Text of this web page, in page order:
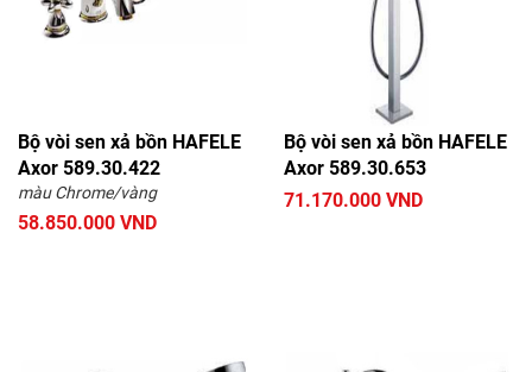
Bộ vòi sen xả bồn HAFELE
Axor 589.30.422
màu Chrome/vàng
58.850.000 VND
Bộ vòi sen xả bồn HAFELE
Axor 589.30.653
71.170.000 VND